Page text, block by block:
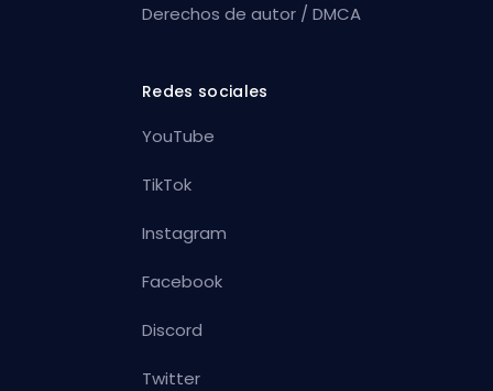
Derechos de autor / DMCA
Redes sociales
YouTube
TikTok
Instagram
Facebook
Discord
Twitter